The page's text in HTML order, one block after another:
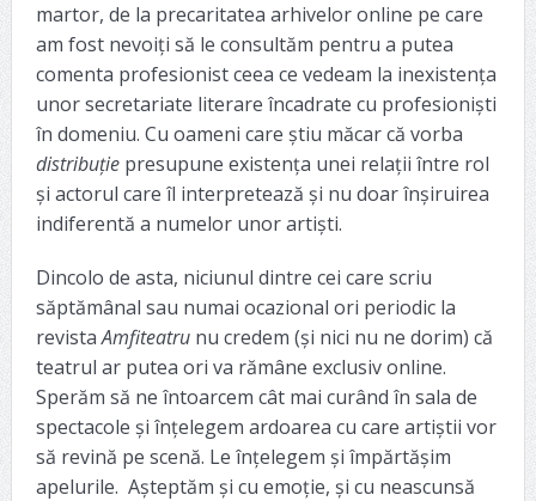
martor, de la precaritatea arhivelor online pe care
am fost nevoiți să le consultăm pentru a putea
comenta profesionist ceea ce vedeam la inexistența
unor secretariate literare încadrate cu profesioniști
în domeniu. Cu oameni care știu măcar că vorba
distribuțiepresupune existența unei relații între rol
și actorul care îl interpretează și nu doar înșiruirea
indiferentă a numelor unor artiști.
Dincolo de asta, niciunul dintre cei care scriu
săptămânal sau numai ocazional ori periodic la
revistaAmfiteatrunu credem (și nici nu ne dorim) că
teatrul ar putea ori va rămâne exclusiv online.
Sperăm să ne întoarcem cât mai curând în sala de
spectacole și înțelegem ardoarea cu care artiștii vor
să revină pe scenă. Le înțelegem și împărtășim
apelurile. Așteptăm și cu emoție, și cu neascunsă